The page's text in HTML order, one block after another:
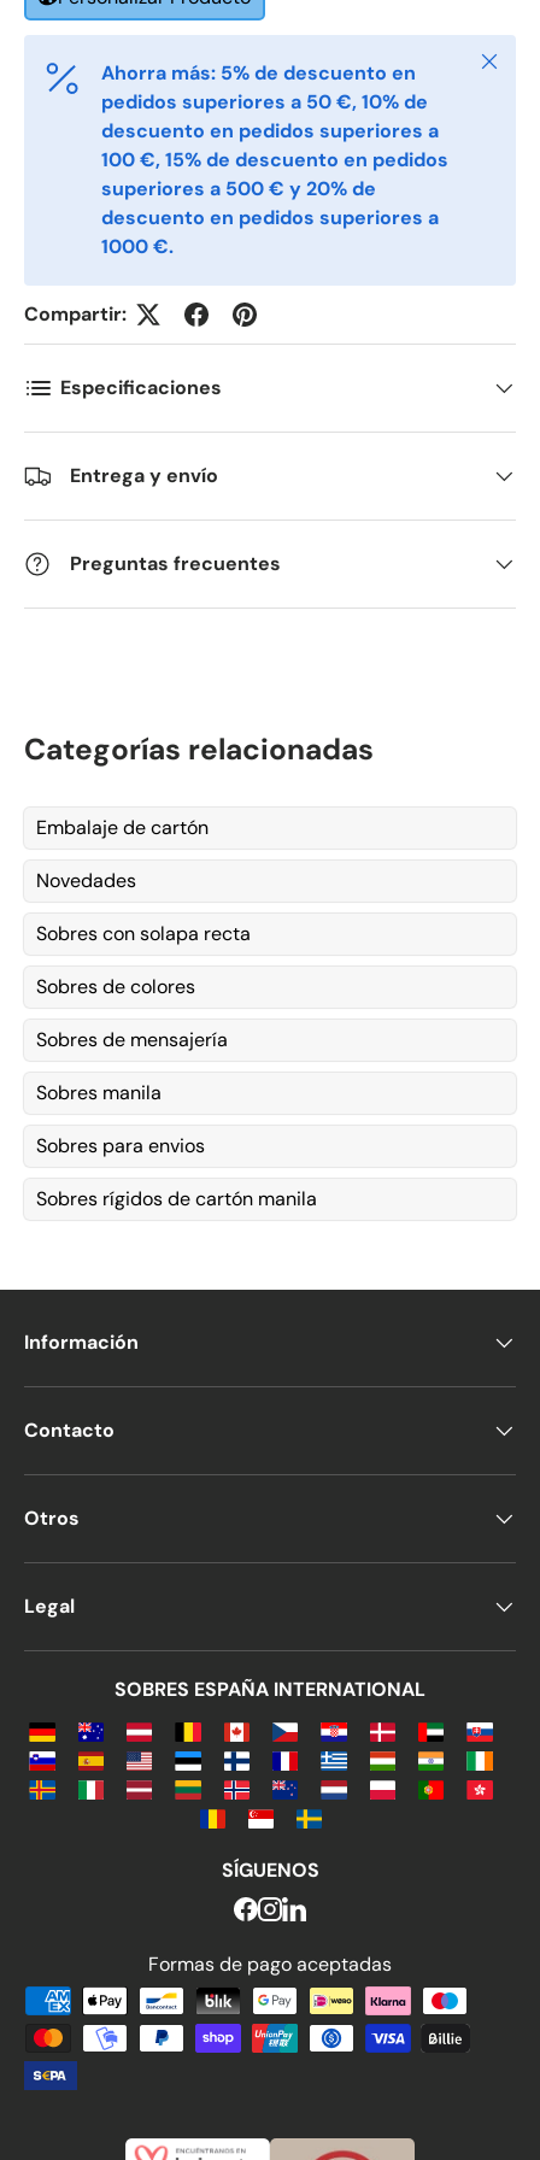
Telefon
Postnummer
Antall *
Ahorra más: 5% de descuento en
pedidos superiores a 50 €, 10% de
descuento en pedidos superiores a
100 €, 15% de descuento en pedidos
superiores a 500 € y 20% de
descuento en pedidos superiores a
1000 €.
Cerrar
Compartir:
Especificaciones
Entrega y envío
Preguntas frecuentes
Categorías relacionadas
Embalaje de cartón
Novedades
Sobres con solapa recta
Sobres de colores
Sobres de mensajería
Sobres manila
Sobres para envios
Sobres rígidos de cartón manila
Información
Contacto
Otros
Legal
SOBRES ESPAÑA INTERNATIONAL
SÍGUENOS
Formas de pago aceptadas
Formas de pago aceptadas